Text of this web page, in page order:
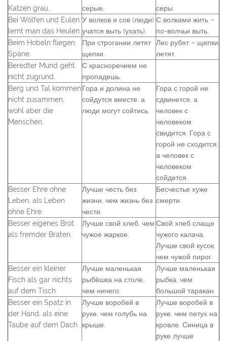
Katzen grau.
серые.
серы.
Bei Wölfen und Eulen
lernt man das Heulen.
У волков и сов (люди)
учатся выть (ухать).
С волками жить –
по-волчьи выть.
Beim Hobeln fliegen
Späne.
При строгании летят
щепки.
Лес рубят – щепки
летят.
Beredter Mund geht
nicht zugrund.
С красноречием не
пропадешь.
Berg und Tal kommen
nicht zusammen,
wohl aber die
Menschen.
Гора и долина не
сойдутся вместе, а
люди могут сойтись.
Гора с горой не
сдвинется, а
человек с
человеком
свидится. Гора с
горой не сходится,
а человек с
человеком
сойдется.
Besser Ehre ohne
Leben, als Leben
ohne Ehre.
Лучше честь без
жизни, чем жизнь без
чести.
Бесчестье хуже
смерти.
Besser eigenes Brot
als fremder Braten.
Лучше свой хлеб, чем
чужое жаркое.
Свой хлеб слаще
чужого калача.
Лучше свой кусок,
чем чужой пирог.
Besser ein kleiner
Fisch als gar nichts
auf dem Tisch.
Лучше маленькая
рыбёшка на столе,
чем ничего.
Лучше маленькая
рыбка, чем
большой таракан.
Besser ein Spatz in
der Hand, als eine
Taube auf dem Dach.
Лучше воробей в
руке, чем голубь на
крыше.
Лучше воробей в
руке, чем петух на
кровле. Синица в
руке лучше